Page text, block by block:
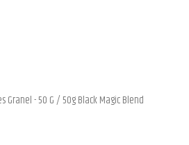
Granel - 50 G/ 50g Black Magic Blend